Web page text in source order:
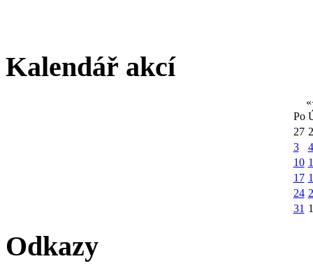
Kalendář akcí
«
Po
27
3
4
10
17
24
31 1
Odkazy